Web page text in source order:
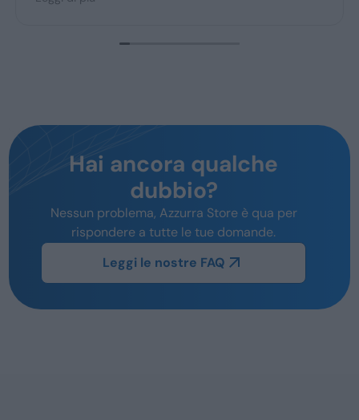
Hai ancora qualche
dubbio?
Nessun problema, Azzurra Store è qua per
rispondere a tutte le tue domande.
Leggi le nostre FAQ